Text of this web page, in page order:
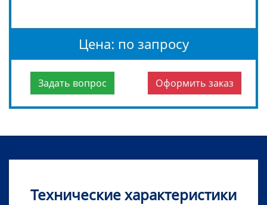
Цена: по запросу
Задать вопрос Оформить заказ
Технические характеристики